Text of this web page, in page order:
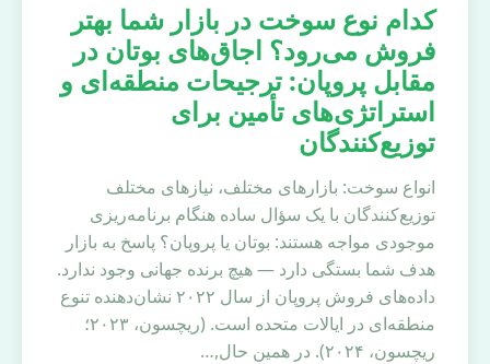
کدام نوع سوخت در بازار شما بهتر
فروش می‌رود؟ اجاق‌های بوتان در
مقابل پروپان: ترجیحات منطقه‌ای و
استراتژی‌های تأمین برای
توزیع‌کنندگان
انواع سوخت: بازارهای مختلف، نیازهای مختلف
توزیع‌کنندگان با یک سؤال ساده هنگام برنامه‌ریزی
موجودی مواجه هستند: بوتان یا پروپان؟ پاسخ به بازار
هدف شما بستگی دارد — هیچ برنده جهانی وجود ندارد.
داده‌های فروش پروپان از سال ۲۰۲۲ نشان‌دهنده تنوع
منطقه‌ای در ایالات متحده است. (ریچسون، ۲۰۲۳؛
ریچسون، ۲۰۲۴). در همین حال,…